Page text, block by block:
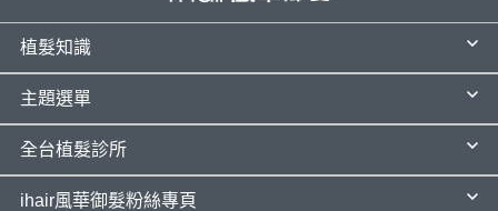
植髮知識
主題選單
全台植髮診所
ihair風華御髮粉絲專頁